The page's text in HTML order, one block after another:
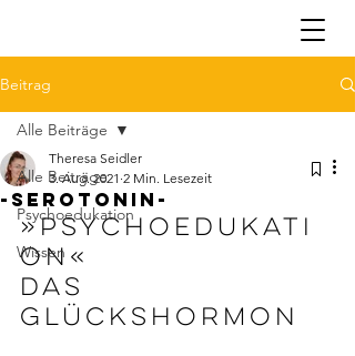
Beitrag
Alle Beiträge
Psychoedukation
Wissen
Alle Beiträge
-SEROTONIN-
Theresa Seidler
3. Aug. 2021 2 Min. Lesezeit
»PSYCHOEDUKATI
ON«
Das
Glückshormon